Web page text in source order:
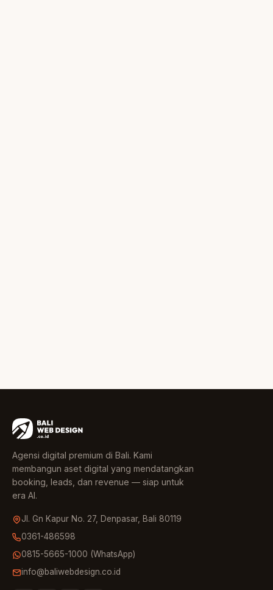
Agensi digital premium di Bali. Kami
membangun aset digital yang mendatangkan
booking, leads, dan revenue — siap untuk
era AI.
Jl. Gn Kapur No. 27, Denpasar, Bali 80119
0361-486598
0815-5665-1000 (WhatsApp)
info@baliwebdesign.co.id